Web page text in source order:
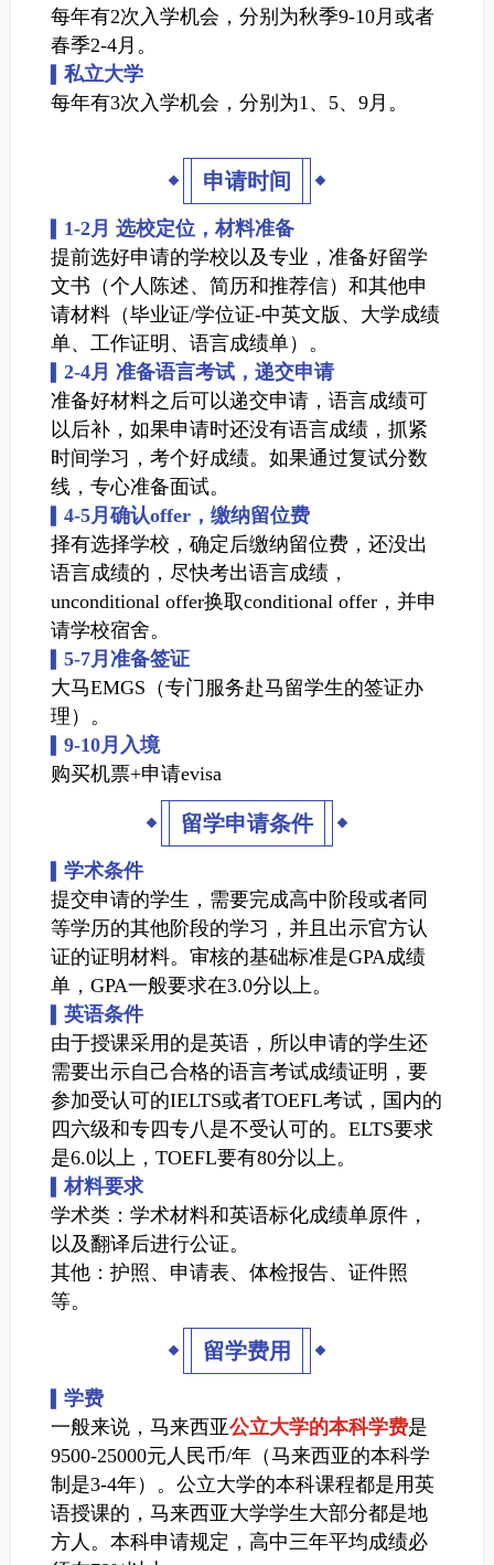
每年有2次入学机会，分别为秋季9-10月或者
春季2-4月。
私立大学
每年有3次入学机会，分别为1、5、9月。
申请时间
1-2月 选校定位，材料准备
提前选好申请的学校以及专业，准备好留学
文书（个人陈述、简历和推荐信）和其他申
请材料（毕业证/学位证-中英文版、大学成绩
单、工作证明、语言成绩单）。
2-4月 准备语言考试，递交申请
准备好材料之后可以递交申请，语言成绩可
以后补，如果申请时还没有语言成绩，抓紧
时间学习，考个好成绩。如果通过复试分数
线，专心准备面试。
4-5月确认offer，缴纳留位费
择有选择学校，确定后缴纳留位费，还没出
语言成绩的，尽快考出语言成绩，
unconditional offer换取conditional offer，并申
请学校宿舍。
5-7月准备签证
大马EMGS（专门服务赴马留学生的签证办
理）。
9-10月入境
购买机票+申请evisa
留学申请条件
学术条件
提交申请的学生，需要完成高中阶段或者同
等学历的其他阶段的学习，并且出示官方认
证的证明材料。审核的基础标准是GPA成绩
单，GPA一般要求在3.0分以上。
英语条件
由于授课采用的是英语，所以申请的学生还
需要出示自己合格的语言考试成绩证明，要
参加受认可的IELTS或者TOEFL考试，国内的
四六级和专四专八是不受认可的。ELTS要求
是6.0以上，TOEFL要有80分以上。
▍材料要求
学术类：学术材料和英语标化成绩单原件，
以及翻译后进行公证。
其他：护照、申请表、体检报告、证件照
等。
留学费用
学费
一般来说，马来西亚公立大学的本科学费是
9500-25000元人民币/年（马来西亚的本科学
制是3-4年）。公立大学的本科课程都是用英
语授课的，马来西亚大学学生大部分都是地
方人。本科申请规定，高中三年平均成绩必